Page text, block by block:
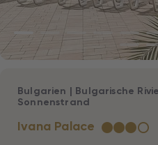
Ivana Palace ★★★☆
Bulgarien | Bulgarische
Sonnenstrand